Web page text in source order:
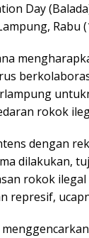
Day
Rabu
rokok
dengan
dilakukan,
rokok
represif,